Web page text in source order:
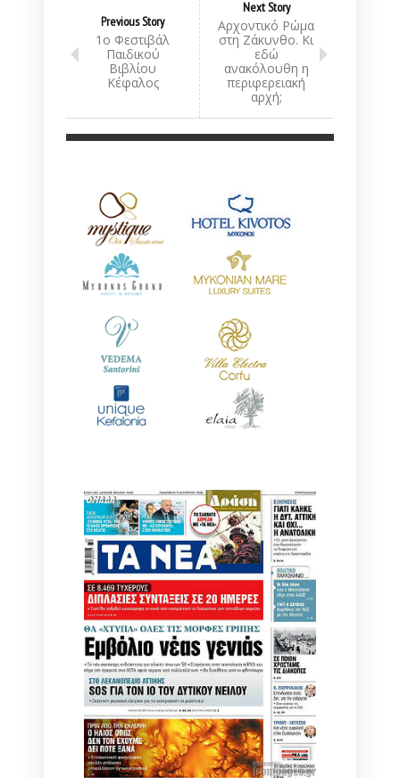
Previous Story
1ο Φεστιβάλ
Παιδικού
Βιβλίου
Κέφαλος
Next Story
Αρχοντικό Ρώμα
στη Ζάκυνθο. Κι
εδώ
ανακόλουθη η
περιφερειακή
αρχή;